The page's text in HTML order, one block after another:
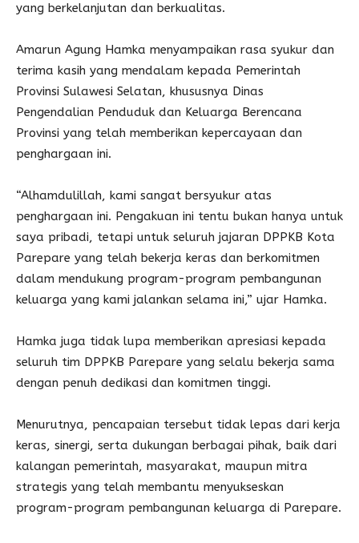
yang berkelanjutan dan berkualitas.
Amarun Agung Hamka menyampaikan rasa syukur dan
terima kasih yang mendalam kepada Pemerintah
Provinsi Sulawesi Selatan, khususnya Dinas
Pengendalian Penduduk dan Keluarga Berencana
Provinsi yang telah memberikan kepercayaan dan
penghargaan ini.
“Alhamdulillah, kami sangat bersyukur atas
penghargaan ini. Pengakuan ini tentu bukan hanya untuk
saya pribadi, tetapi untuk seluruh jajaran DPPKB Kota
Parepare yang telah bekerja keras dan berkomitmen
dalam mendukung program-program pembangunan
keluarga yang kami jalankan selama ini,” ujar Hamka.
Hamka juga tidak lupa memberikan apresiasi kepada
seluruh tim DPPKB Parepare yang selalu bekerja sama
dengan penuh dedikasi dan komitmen tinggi.
Menurutnya, pencapaian tersebut tidak lepas dari kerja
keras, sinergi, serta dukungan berbagai pihak, baik dari
kalangan pemerintah, masyarakat, maupun mitra
strategis yang telah membantu menyukseskan
program-program pembangunan keluarga di Parepare.